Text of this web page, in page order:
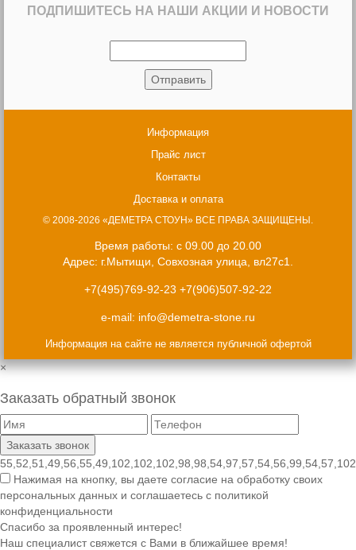
ПОДПИШИТЕСЬ НА НАШИ АКЦИИ И НОВОСТИ
Информация
Прайс лист
Контакты
Доставка и оплата
© 2008-2026 «ДЕМЕТРА СТОУН» ВСЕ ПРАВА ЗАЩИЩЕНЫ.
Время работы: с 09.00 до 20.00
Адрес: г.Мытищи, Совхозная улица, вл27с1.
+7(495)769-92-23 +7(906)507-92-22
e-mail: info@demetra-stone.ru
Информация на сайте не является публичной офертой
×
Заказать обратный звонок
Нажимая на кнопку, вы даете согласие на обработку своих
персональных данных и соглашаетесь с политикой
конфиденциальности
Спасибо за проявленный интерес!
Наш специалист свяжется с Вами в ближайшее время!